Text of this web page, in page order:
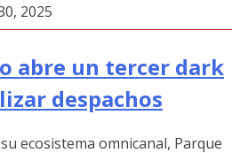
2025
abre un tercer dark
despachos
ecosistema omnicanal, Parque